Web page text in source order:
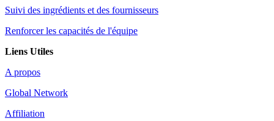
Suivi des ingrédients et des fournisseurs
Renforcer les capacités de l'équipe
Liens Utiles
A propos
Global Network
Affiliation